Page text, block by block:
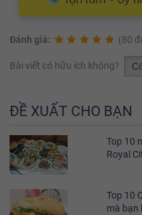
Đánh giá: (80
Bài viết có hữu ích không?
ĐỀ XUẤT CHO BẠN
Top 10
Royal
Top 10
mà bạn